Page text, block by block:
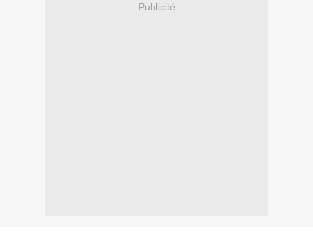
Publicité